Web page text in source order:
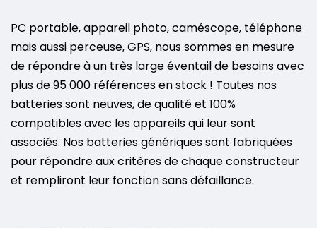
PC portable, appareil photo, caméscope, téléphone
mais aussi perceuse, GPS, nous sommes en mesure
de répondre à un très large éventail de besoins avec
plus de 95 000 références en stock ! Toutes nos
batteries sont neuves, de qualité et 100%
compatibles avec les appareils qui leur sont
associés. Nos batteries génériques sont fabriquées
pour répondre aux critères de chaque constructeur
et rempliront leur fonction sans défaillance.